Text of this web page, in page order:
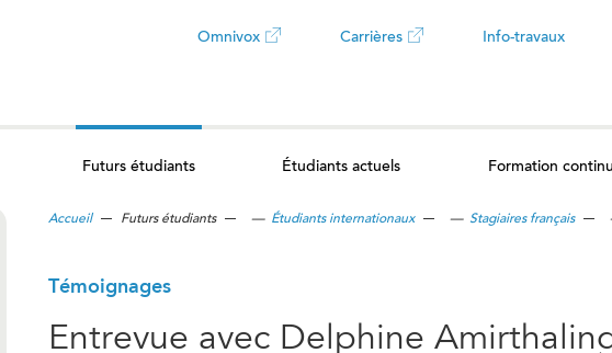
Omnivox
nouvel
Carrières
ouvrira
nouvel
Info-travaux
Futurs étudiants Étudiants actuels Formation
Accueil Futurs étudiants — Étudiants internationaux — Stagiaires français
Témoignages
Entrevue avec Delphine